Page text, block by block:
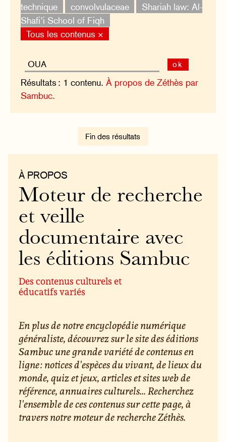
technique convolvulaceae
Shariah law: Al-
Shafi’i School of Fiqh
Tous les contenus ×
ok
Résultats : 1 contenu.À propos de Zéthès par
Sambuc.
Fin des résultats
À PROPOS
Moteur de recherche
et veille
documentaire avec
les éditions Sambuc
Des contenus culturels et
éducatifs variés
En plus de notre encyclopédie numérique
généraliste, découvrez sur le site des éditions
Sambuc une grande variété de contenus en
ligne : notices d'espèces du vivant, de lieux du
monde, quiz et jeux, articles et sites web de
référence, annuaires culturels... Recherchez
l'ensemble de ces contenus sur cette page, à
travers notre moteur de recherche Zéthès.